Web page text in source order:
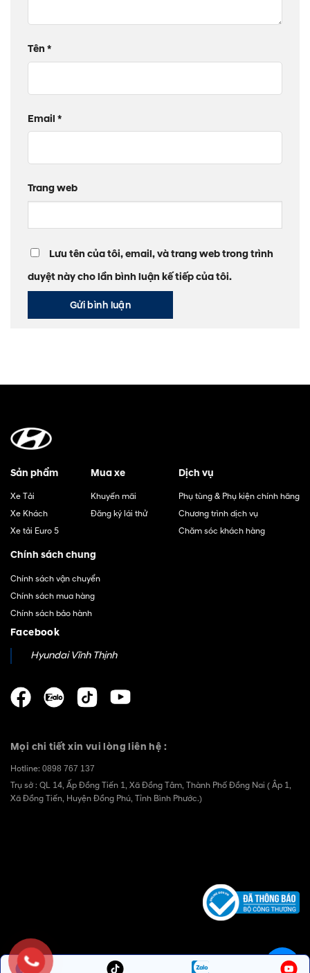
Tên *
Email *
Trang web
Lưu tên của tôi, email, và trang web trong trình
duyệt này cho lần bình luận kế tiếp của tôi.
Sản phẩm
Xe Tải
Xe Khách
Xe tải Euro 5
Mua xe
Khuyến mãi
Đăng ký lái thử
Dịch vụ
Phụ tùng & Phụ kiện chính hãng
Chương trình dịch vụ
Chăm sóc khách hàng
Chính sách chung
Chính sách vận chuyển
Chính sách mua hàng
Chính sách bảo hành
Facebook
Hyundai Vĩnh Thịnh
Mọi chi tiết xin vui lòng liên hệ :
Hotline: 0898 767 137
Trụ sở : QL 14, Ấp Đồng Tiến 1, Xã Đồng Tâm, Thành Phố Đồng Nai ( Âp 1,
Xã Đồng Tiến, Huyện Đồng Phú, Tỉnh Bình Phước.)